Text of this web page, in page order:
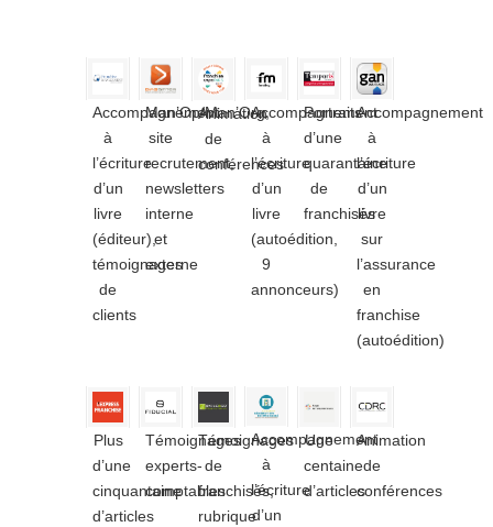
Accompagnement
à
l’écriture
d’un
livre
(éditeur),
témoignages
de
clients
Man’Op/Man’Org,
site
recrutement,
newsletters
interne
et
externe
Animation
de
conférences
Accompagnement
à
l’écriture
d’un
livre
(autoédition,
9
annonceurs)
Portraits
d’une
quarantaine
de
franchisés
Accompagnement
à
l’écriture
d’un
livre
sur
l’assurance
en
franchise
(autoédition)
Plus
d’une
cinquantaine
d’articles
Témoignages
experts-
comptables
Témoignages
de
franchisés,
rubrique
Accompagnement
à
l’écriture
d’un
Une
centaine
d’articles
Animation
de
conférences